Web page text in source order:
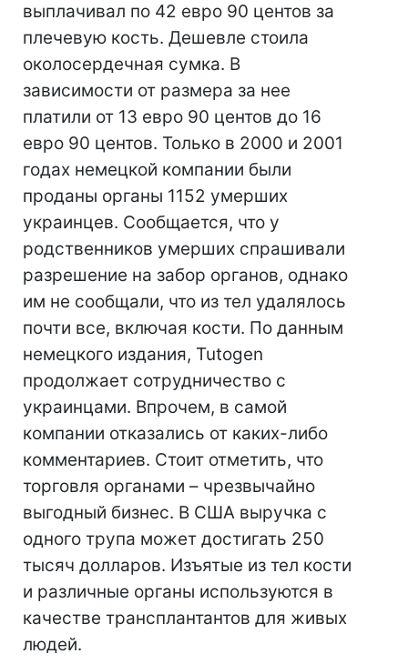
выплачивал по 42 евро 90 центов за
плечевую кость. Дешевле стоила
околосердечная сумка. В
зависимости от размера за нее
платили от 13 евро 90 центов до 16
евро 90 центов. Только в 2000 и 2001
годах немецкой компании были
проданы органы 1152 умерших
украинцев. Сообщается, что у
родственников умерших спрашивали
разрешение на забор органов, однако
им не сообщали, что из тел удалялось
почти все, включая кости. По данным
немецкого издания, Tutogen
продолжает сотрудничество с
украинцами. Впрочем, в самой
компании отказались от каких-либо
комментариев. Стоит отметить, что
торговля органами – чрезвычайно
выгодный бизнес. В США выручка с
одного трупа может достигать 250
тысяч долларов. Изъятые из тел кости
и различные органы используются в
качестве трансплантантов для живых
людей.